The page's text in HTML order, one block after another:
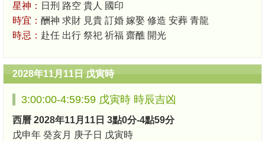
星神： 日刑 路空 貴人 國印
時宜： 酬神 求財 見貴 訂婚 嫁娶 修造 安葬 青龍
時忌： 赴任 出行 祭祀 祈福 齋醮 開光
2028年11月11日 戊寅時
3:00:00-4:59:59 戊寅時 時辰吉凶
西曆 2028年11月11日 3點0分-4點59分
戊申年 癸亥月 庚子日 戊寅時